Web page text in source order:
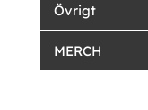
Övrigt
MERCH